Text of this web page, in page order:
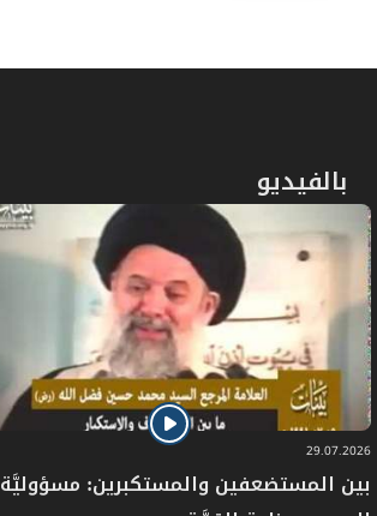
بالفيديو
29.07.2026
بين المستضعفين والمستكبرين: مسؤوليَّة